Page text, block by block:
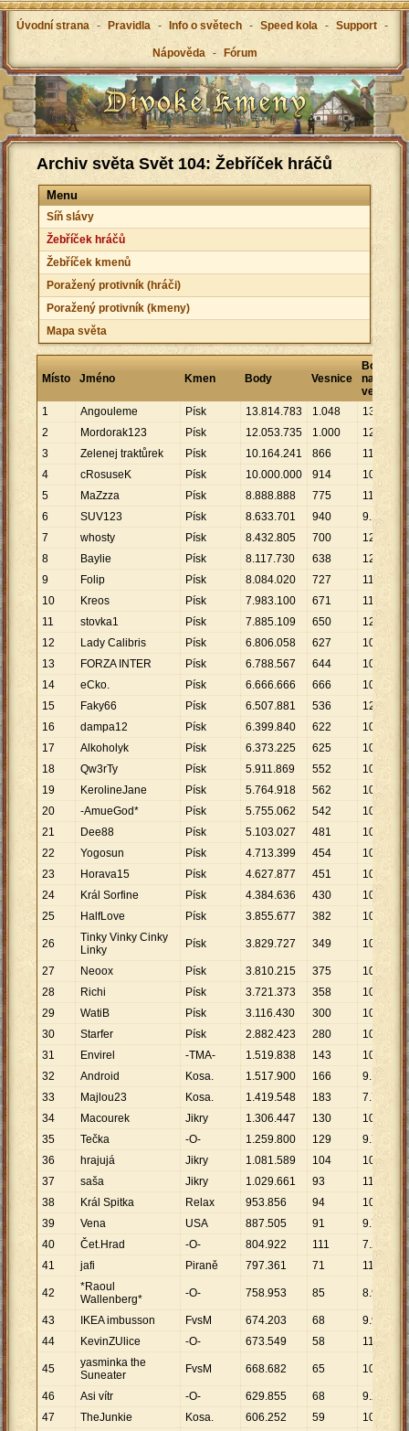
Úvodní strana - Pravidla - Info o světech - Speed kola - Support -
Nápověda - Fórum
Archiv světa Svět 104: Žebříček hráčů
Menu
Síň slávy
Žebříček hráčů
Žebříček kmenů
Poražený protivník (hráči)
Poražený protivník (kmeny)
Mapa světa
Místo Jméno Kmen Body Vesnice
Body
na
vesnici
1
Angouleme Písk 13.814.783 1.048 13
2
Mordorak123 Písk 12.053.735 1.000 12 .
3
Zelenej traktůrek Písk 10.164.241 866 11
737
4
cRosuseK Písk 10.000.000 914 10 941
5
MaZzza Písk 8.888.888 775 11
470
6
SUV123 Písk 8.633.701 940 9. 185
7
whosty Písk 8.432.805 700 12
047
8
Baylie Písk 8.117.730 638 12
9
Folip Písk 8.084.020 727 11 .120
10
Kreos Písk 7.983.100 671 11
897
11
stovka1 Písk 7.885.109 650 12
12
Lady Calibris Písk 6.806.058 627 10
855
13
FORZA INTER Písk 6.788.567 644 10
14
eCko. Písk 6.666.666 666 10
15
Faky66 Písk 6.507.881 536 12 .142
16
dampa12 Písk 6.399.840 622 10
289
17
Alkoholyk Písk 6.373.225 625 10 197
18
Qw3rTy Písk 5.911.869 552 10
19
KerolineJane Písk 5.764.918 562 10 .258
20
-AmueGod* Písk 5.755.062 542 10
618
21
Dee88 Písk 5.103.027 481 10
22
Yogosun Písk 4.713.399 454 10 .382
23
Horava15 Písk 4.627.877 451 10
261
24
Král Sorfine Písk 4.384.636 430 10
25
HalfLove Písk 3.855.677 382 10 093
26
Tinky Vinky Cinky
Linky
Písk 3.829.727 349 10 .973
27 Neoox Písk 3.810.215 375 10 .161
28
Richi Písk 3.721.373 358 10
395
29
WatiB Písk 3.116.430 300 10
30
Starfer Písk 2.882.423 280 10 .294
31
Envirel -TMA- 1.519.838 143 10
628
32
Android Kosa. 1.517.900 166 9. 144
33
Majlou23 Kosa. 1.419.548 183 7.757
34
Macourek Jikry 1.306.447 130 10 050
35
Tečka -O- 1.259.800 129 9.766
36
hrajujá Jikry 1.081.589 104 10 .400
37
saša Jikry 1.029.661 93 11
072
38
Král Spitka Relax 953.856 94 10
39
Vena USA 887.505 91 9.753
40
Čet.Hrad -O- 804.922 111 7.252
41
jafi Piraně 797.361 71 11 . 230
42
*Raoul
Wallenberg*
-O- 758.953 85 8.929
43 IKEA imbusson FvsM 674.203 68 9.915
44
KevinZUlice -O- 673.549 58 11 .613
45
yasminka the
Suneater
FvsM 668.682 65 10 287
46 Asi vítr -O- 629.855 68 9.263
47
TheJunkie Kosa. 606.252 59 10